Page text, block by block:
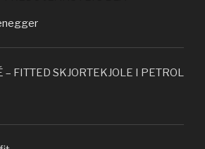
FITTED SKJORTEKJOLE I PETROL